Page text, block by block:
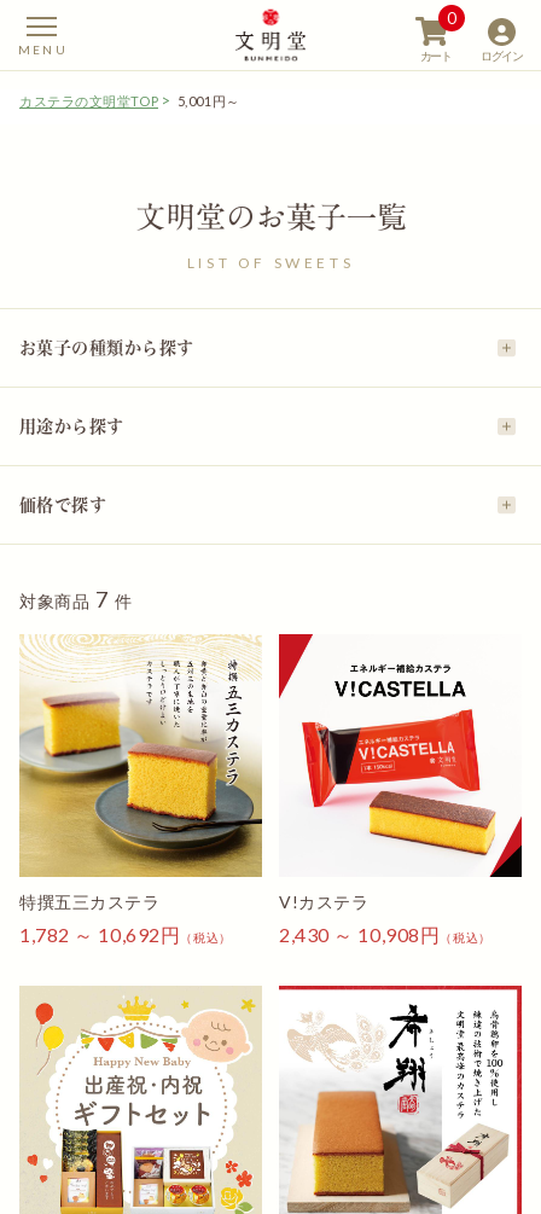
【カステラの文明堂】
ログイン
カート
0
カステラの文明堂TOP 5,001円～
文明堂のお菓子一覧
LIST OF SWEETS
お菓子の種類から探す
用途から探す
価格で探す
対象商品 7 件
詳しくみる
特撰五三カステラ
1,782 ～ 10,692円 （税込）
詳しくみる
V!カステラ
2,430 ～ 10,908円 （税込）
詳しくみる 詳しくみる